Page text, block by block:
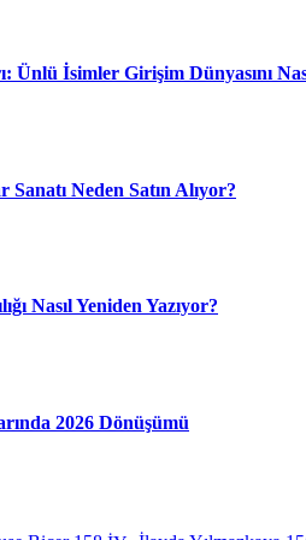
Ünlü İsimler Girişim Dünyasını
Neden Satın Alıyor?
Nasıl Yeniden Yazıyor?
2026 Dönüşümü